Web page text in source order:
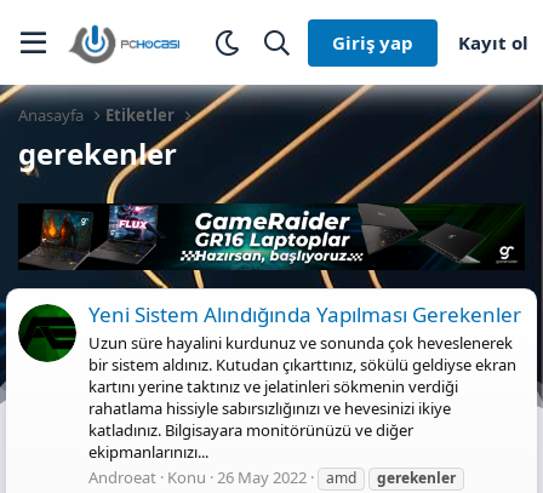
Giriş yap Kayıt ol
Anasayfa Etiketler
gerekenler
Yeni Sistem Alındığında Yapılması Gerekenler
Uzun süre hayalini kurdunuz ve sonunda çok heveslenerek
bir sistem aldınız. Kutudan çıkarttınız, sökülü geldiyse ekran
kartını yerine taktınız ve jelatinleri sökmenin verdiği
rahatlama hissiyle sabırsızlığınızı ve hevesinizi ikiye
katladınız. Bilgisayara monitörünüzü ve diğer
ekipmanlarınızı...
Androeat Konu 26 May 2022 amd
gerekenler